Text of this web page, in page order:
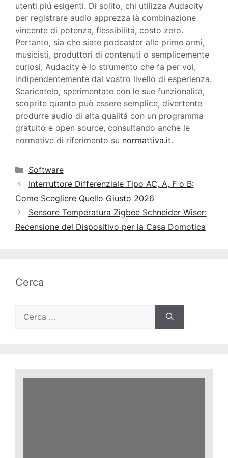
utenti piú esigenti. Di solito, chi utilizza Audacity
per registrare audio apprezza là combinazione
vincente di potenza, flessibilitá, costo zero.
Pertanto, sia che siate podcaster alle prime armi,
musicisti, produttori di contenuti o semplicemente
curiosi, Audacity è lo strumento che fa per voi,
indipendentemente dal vostro livello di esperienza.
Scaricatelo, sperimentate con le sue funzionalitá,
scoprite quanto può essere semplice, divertente
produrre audio di alta qualitá con un programma
gratuito e open source, consultando anche le
normative di riferimento su normattiva.it.
Categorie
Software
Interruttore Differenziale Tipo AC, A, F o B:
Come Scegliere Quello Giusto 2026
Sensore Temperatura Zigbee Schneider Wiser:
Recensione del Dispositivo per la Casa Domotica
Cerca
per: